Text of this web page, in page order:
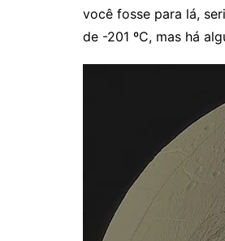
você fosse para lá,
de -201 ºC, mas há